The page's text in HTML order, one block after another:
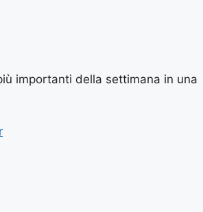
importanti della settimana in una